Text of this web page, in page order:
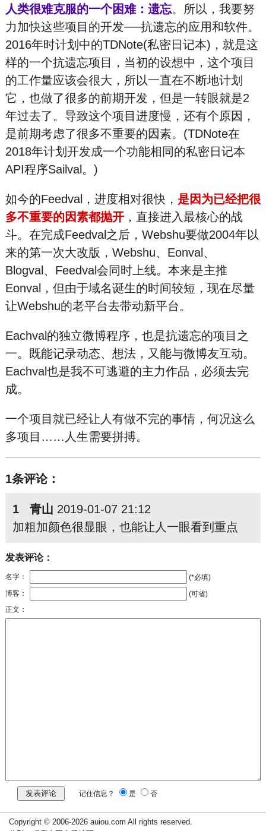
人类很难克服的一个困难：遗忘。所以，我要努
力加快这些项目的开发──抗遗忘的应用和软件。
2016年时计划中的TDNote(私密日记本)，就是这
样的一个抗遗忘项目，当初的设想中，这个项目
的工作量应该会很大，所以一直在不断地计划
它，也做了很多的前期开发，但是一转眼就是2
年过去了。导致这个项目进度慢，还有个原因，
是前期考虑了很多不重要的因素。(TDNote在
2018年计划开发成一个功能相同的私密日记本
API程序Sailval。)
如今的Feedval，进度相对很快， 是因为已经把很
多不重要的因素都抛开，直接进入最核心的战
斗。在完成Feedval之后，Webshu要做2004年以
来的第一次大改版，Webshu、Eonval、
Blogval、Feedval会同时上线。本来是主推
Eonval，但由于域名诞生的时间较短，现在尽量
让Webshu的老平台去带动新平台。
Eachval的独立微博程序，也是抗遗忘的项目之
一。既能记录动态、想法，又能与微博友互动。
Eachval也是我不可逃避的主力作品，必须去完
成。
一个项目就已经让人有做不完的事情，何况这么
多项目……人生需要拼搏。
1条评论：
1 青山 2019-01-07 21:12
加粗加颜色很显眼，也能让人一眼看到重点
发表评论：
名字：
(*必填)
博客：
(可省)
正文：
记住信息？ 是 否
Copyright © 2006-2026 auiou.com All rights reserved.